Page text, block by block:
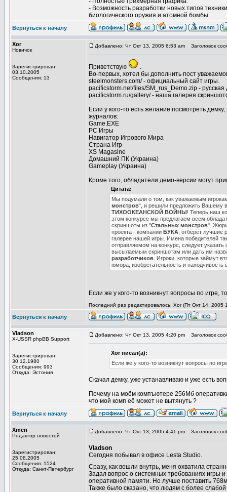
- Возможность разработки новых типов
биологического оружия и атомной бомбы.
Вернуться к началу
Xor
Новичок
Зарегистрирован:
03.10.2005
Сообщения: 13
Добавлено: Чт Окт 13, 2005 6:53 am Заголовок
Приветствую
.
Во-первых, хотел бы дополнить пост
steelmonsters.com/ - официальный сайт игры.
pacificstorm.net/files/SM_rus_Demo.zip -
pacificstorm.ru/gallery/ - наша галерея
Если у кого-то есть желание посмотреть
журналов:
Game.EXE
PC Игры
Навигатор Игрового Мира
Страна Игр
XS Magasine
Домашний ПК (Украина)
Gameplay (Украина)
Кроме того, обладатели демо-версии могут
Цитата:
Мы подумали о том, как уважаемым
монстров", и решили предложить Вашему
ТИХООКЕАНСКОЙ ВОЙНЫ! Теперь наш
этом конкурсе мы предлагаем всем
скриншоты из "Стальных монстров".
проекта - компании БУКА, отберет лучшие
галерее нашей игры. Имена победителей
отправляемом на конкурс, следует
высылаемым скриншотам или дать им
разработчиков. Игроки, которые займут
юмора, изобретательность и
Если же у кого-то возникнут вопросы по игре,
Последний раз редактировалось: Xor (Пт Окт 14, 2005
Вернуться к началу
Vladson
X-USSR phpBB Support
Зарегистрирован:
30.12.1980
Сообщения: 993
Откуда: Эстония
Добавлено: Чт Окт 13, 2005 4:20 pm Заголовок
Xor писал(а):
Если же у кого-то возникнут вопросы по
Cкачал демку, уже устанавливаю и уже есть
Почему на моём компъютере 256Мб
что мой комп её может не вытянуть ?
Вернуться к началу
Xmen
Редактор новостей
Зарегистрирован:
25.08.2005
Сообщения: 1524
Откуда: Санкт-Петербург
Добавлено: Чт Окт 13, 2005 4:41 pm Заголовок
Vladson
Сегодня побывал в офисе Lesta Studio.
Сразу, как вошли внутрь, меня охватила
Задал вопрос о системных требованиях игры
оперативной памяти. Но лучше поставить
Также было сказано, что людям с более